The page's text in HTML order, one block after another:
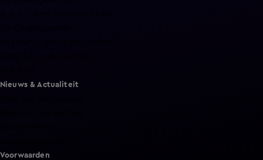
Nieuws & Actualiteit
Voorwaarden